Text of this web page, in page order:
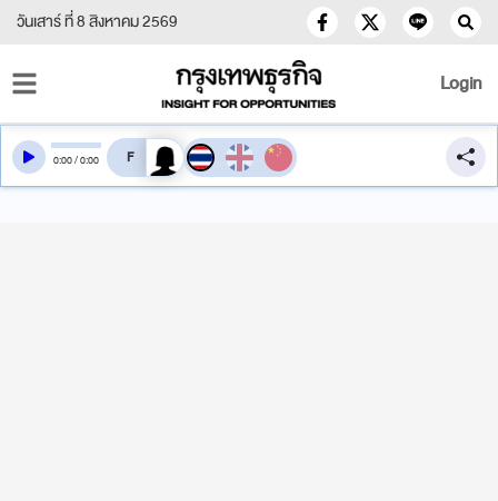
วันเสาร์ ที่ 8 สิงหาคม 2569
Login
0:00/0:00 สลับเสียงอ่าน